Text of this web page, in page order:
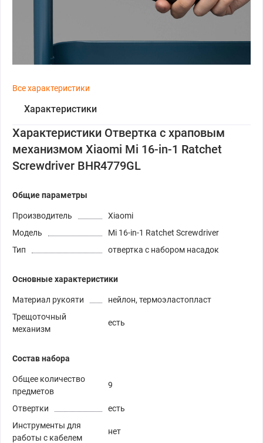
Все характеристики
Характеристики
Характеристики Отвертка с храповым
механизмом Xiaomi Mi 16-in-1 Ratchet
Screwdriver BHR4779GL
Общие параметры
Производитель
Xiaomi
Модель
Mi 16-in-1 Ratchet Screwdriver
Тип
отвертка с набором насадок
Основные характеристики
Материал рукояти
нейлон, термоэластопласт
Трещоточный
механизм
есть
Состав набора
Общее количество
предметов
9
Отвертки
есть
Инструменты для
работы с кабелем
нет